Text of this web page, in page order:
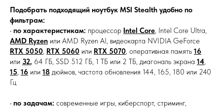
Подобрать подходящий ноутбук MSI Stealth удобно по
фильтрам:
• по характеристикам: процессор Intel Core, Intel Core Ultra,
AMD Ryzen или AMD Ryzen AI, видеокарта NVIDIA GeForce
RTX 5050, RTX 5060 или RTX 5070, оперативная память 16
или 32, 64 ГБ, SSD 512 ГБ, 1 ТБ или 2 ТБ, диагональ экрана 14,
15, 16 или 18 дюймов, частота обновления 144, 165, 180 или 240
Гц
• по задачам: современные игры, киберспорт, стриминг,